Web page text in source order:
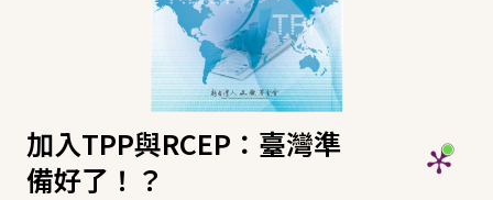
加入TPP與RCEP：臺灣準
備好了！？